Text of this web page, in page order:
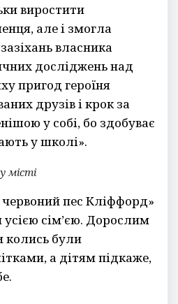
виростити
але і змогла
власника
досліджень над
пригод героїня
друзів і крок за
у собі, бо здобуває
у школі».
місті
пес Кліффорд»
сім’єю. Дорослим
колись були
а дітям підкаже,